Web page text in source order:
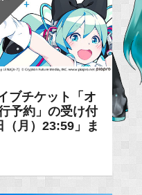
ブチケット「オ
予約」の受け付
月）23:59」ま